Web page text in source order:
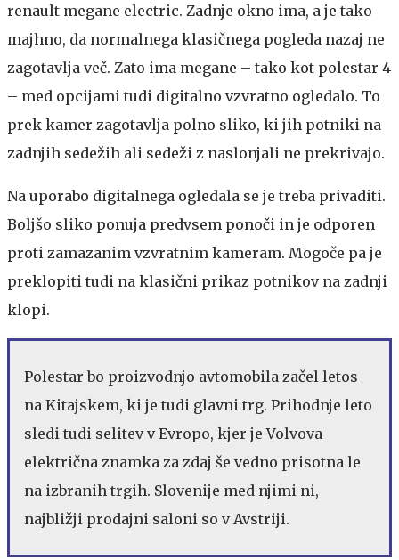
renault megane electric. Zadnje okno ima, a je tako
majhno, da normalnega klasičnega pogleda nazaj ne
zagotavlja več. Zato ima megane – tako kot polestar 4
– med opcijami tudi digitalno vzvratno ogledalo. To
prek kamer zagotavlja polno sliko, ki jih potniki na
zadnjih sedežih ali sedeži z naslonjali ne prekrivajo.
Na uporabo digitalnega ogledala se je treba privaditi.
Boljšo sliko ponuja predvsem ponoči in je odporen
proti zamazanim vzvratnim kameram. Mogoče pa je
preklopiti tudi na klasični prikaz potnikov na zadnji
klopi.
Polestar bo proizvodnjo avtomobila začel letos
na Kitajskem, ki je tudi glavni trg. Prihodnje leto
sledi tudi selitev v Evropo, kjer je Volvova
električna znamka za zdaj še vedno prisotna le
na izbranih trgih. Slovenije med njimi ni,
najbližji prodajni saloni so v Avstriji.